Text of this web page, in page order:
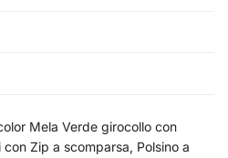
Mela Verde girocollo con
Zip a scomparsa, Polsino a